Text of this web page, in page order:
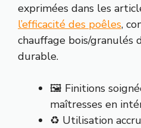
exprimées dans les
l’efficacité des poêles,
chauffage bois/granulés
durable.
🖼️ Finitions
maîtresses en
♻️ Utilisation